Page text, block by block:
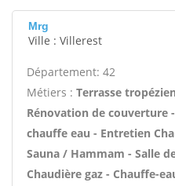
Mrg
Ville : Villerest
Département: 42
Métiers : Terrasse
Rénovation de couverture
chauffe eau - Entretien
Sauna / Hammam - Salle
Chaudière gaz - Chauffe-